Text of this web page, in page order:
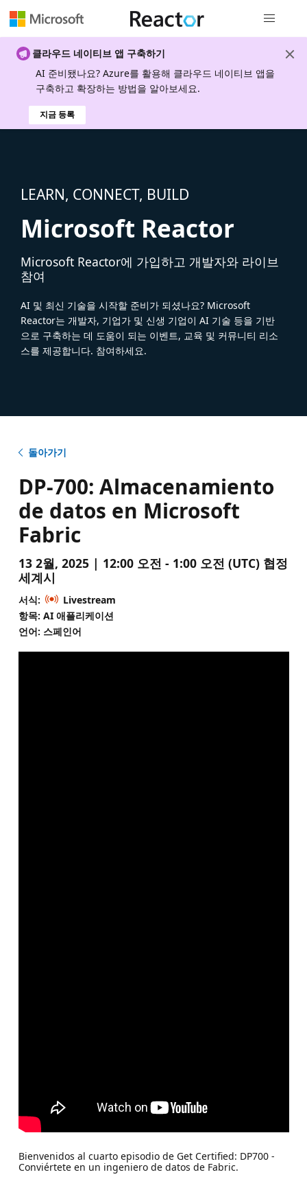
클라우드 네이티브 앱 구축하기
AI 준비됐나요? Azure를 활용해 클라우드 네이티브 앱을
구축하고 확장하는 방법을 알아보세요.
지금 등록
LEARN, CONNECT, BUILD
Microsoft Reactor
Microsoft Reactor에 가입하고 개발자와 라이브
참여
AI 및 최신 기술을 시작할 준비가 되셨나요? Microsoft
Reactor는 개발자, 기업가 및 신생 기업이 AI 기술 등을 기반
으로 구축하는 데 도움이 되는 이벤트, 교육 및 커뮤니티 리소
스를 제공합니다. 참여하세요.
돌아가기
DP-700: Almacenamiento
de datos en Microsoft
Fabric
13 2월, 2025 | 12:00 오전 - 1:00 오전 (UTC) 협정
세계시
서식:
Livestream
항목: AI 애플리케이션
언어: 스페인어
Bienvenidos al cuarto episodio de Get Certified: DP700 -
Conviértete en un ingeniero de datos de Fabric.